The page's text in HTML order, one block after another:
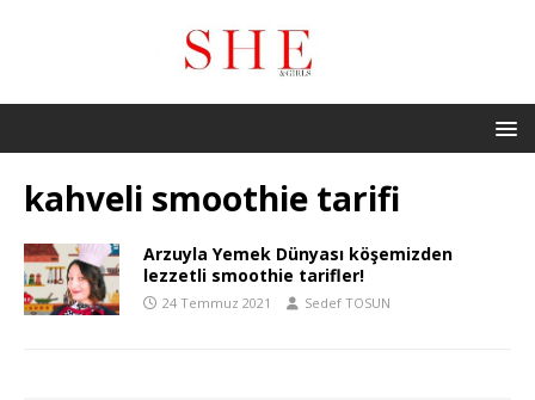
kahveli smoothie tarifi
Arzuyla Yemek Dünyası köşemizden
lezzetli smoothie tarifler!
24 Temmuz 2021 Sedef TOSUN